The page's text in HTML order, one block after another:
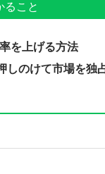
ること
を上げる方法
しのけて市場を独